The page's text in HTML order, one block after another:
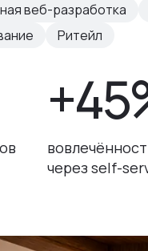
веб-разработка
Ритейл
через self-